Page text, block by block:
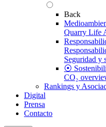
Back
Quarry Life
Seguridad y
⦿
CO₂
Rankings y
Digital
Prensa
Contacto